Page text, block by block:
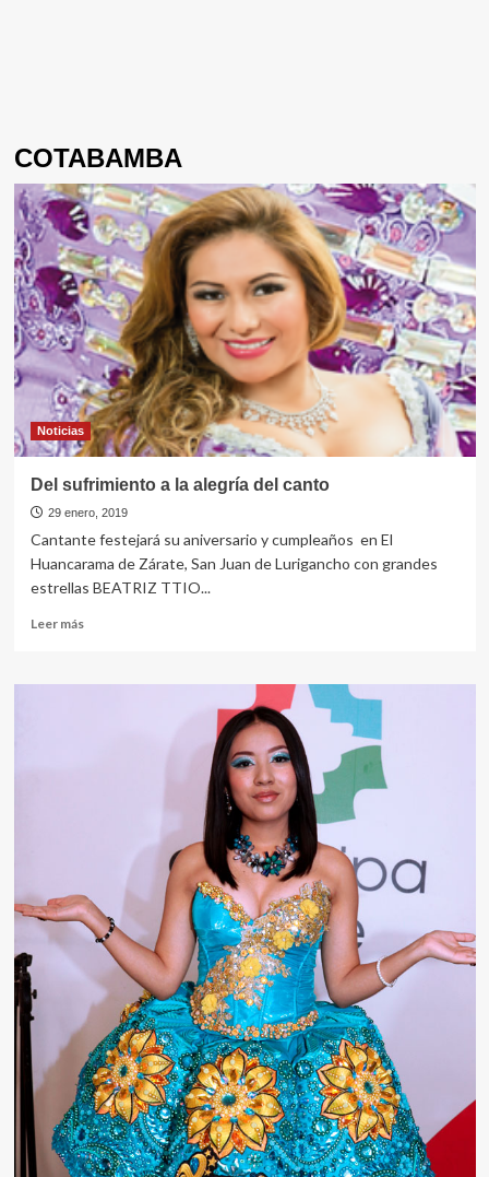
COTABAMBA
Noticias
Del sufrimiento a la alegría del canto
29 enero, 2019
Cantante festejará su aniversario y cumpleaños en El
Huancarama de Zárate, San Juan de Lurigancho con grandes
estrellas BEATRIZ TTIO...
Leer másLeer
Del